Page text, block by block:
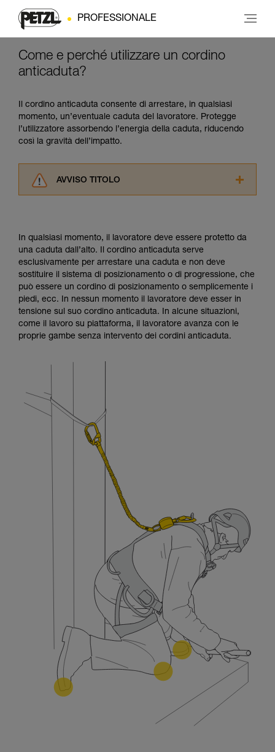
PROFESSIONALE
Come e perché utilizzare un cordino
anticaduta?
Il cordino anticaduta consente di arrestare, in qualsiasi
momento, un’eventuale caduta del lavoratore. Protegge
l’utilizzatore assorbendo l’energia della caduta, riducendo
così la gravità dell’impatto.
AVVISO TITOLO
informazioni dell’istruzione tecnica per poter
capire queste ulteriori informazioni.
La padronanza di queste tecniche richiede una
formazione ed un addestramento specifico.
Verificate con un professionista la vostra
capacità di rifare la manovra, da soli, in piena
sicurezza, prima di riprodurla autonomamente.
Forniamo esempi di tecniche relative alla vostra
attività. Ne possono esistere altre che non
In qualsiasi momento, il lavoratore deve essere protetto da
una caduta dall’alto. Il cordino anticaduta serve
esclusivamente per arrestare una caduta e non deve
sostituire il sistema di posizionamento o di progressione, che
può essere un cordino di posizionamento o semplicemente i
piedi, ecc. In nessun momento il lavoratore deve esser in
tensione sul suo cordino anticaduta. In alcune situazioni,
come il lavoro su piattaforma, il lavoratore avanza con le
proprie gambe senza intervento dei cordini anticaduta.